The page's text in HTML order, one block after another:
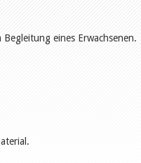
eines Erwachsenen.